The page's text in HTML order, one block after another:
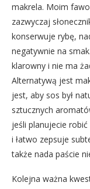
makrela. Moim
zazwyczaj
konserwuje rybę,
negatywnie na
klarowny i nie ma
Alternatywą jest
jest, aby sos był
sztucznych
jeśli planujecie
i łatwo zepsuje
także nada paście
Kolejna ważna